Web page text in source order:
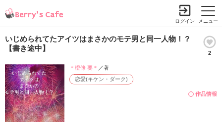
メニュー
ログイン
いじめられてたアイツはまさかのモテ男と同一人物！？
【書き途中】
2
作品情報
恋愛(キケン・ダーク)
＊橙絛 要＊ ／著